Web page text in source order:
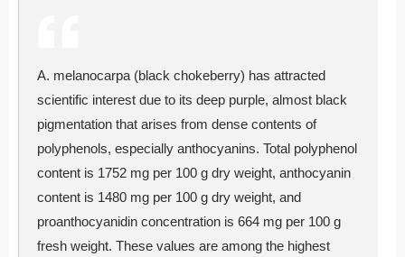
A. melanocarpa (black chokeberry) has attracted
scientific interest due to its deep purple, almost black
pigmentation that arises from dense contents of
polyphenols, especially anthocyanins. Total polyphenol
content is 1752 mg per 100 g dry weight, anthocyanin
content is 1480 mg per 100 g dry weight, and
proanthocyanidin concentration is 664 mg per 100 g
fresh weight. These values are among the highest